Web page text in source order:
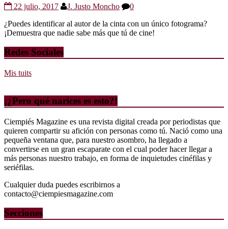
22 julio, 2017 J. Justo Moncho
0
¿Puedes identificar al autor de la cinta con un único fotograma?
¡Demuestra que nadie sabe más que tú de cine!
Redes Sociales
Mis tuits
¡¿Pero qué narices es esto?!
Ciempiés Magazine es una revista digital creada por periodistas que
quieren compartir su afición con personas como tú. Nació como una
pequeña ventana que, para nuestro asombro, ha llegado a
convertirse en un gran escaparate con el cual poder hacer llegar a
más personas nuestro trabajo, en forma de inquietudes cinéfilas y
seriéfilas.
Cualquier duda puedes escribirnos a
contacto@ciempiesmagazine.com
Secciones